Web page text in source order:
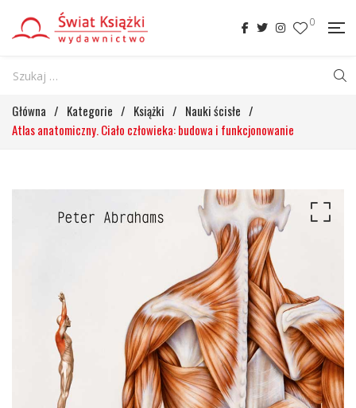
0
Główna / Kategorie / Książki / Nauki ścisłe /
Atlas anatomiczny. Ciało człowieka: budowa i funkcjonowanie